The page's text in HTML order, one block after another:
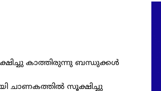
കാത്തിരുന്നു ബന്ധുക്കള്‍
ചാണകത്തില്‍ സൂക്ഷിച്ചു